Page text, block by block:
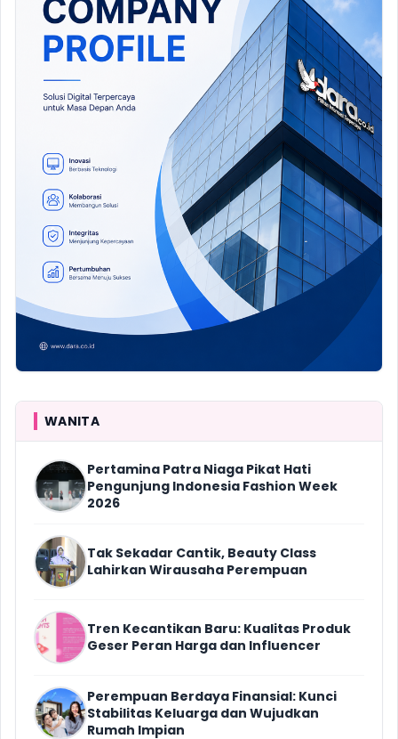
WANITA
Pertamina Patra Niaga Pikat Hati
Pengunjung Indonesia Fashion Week
2026
Tak Sekadar Cantik, Beauty Class
Lahirkan Wirausaha Perempuan
Tren Kecantikan Baru: Kualitas Produk
Geser Peran Harga dan Influencer
Perempuan Berdaya Finansial: Kunci
Stabilitas Keluarga dan Wujudkan
Rumah Impian